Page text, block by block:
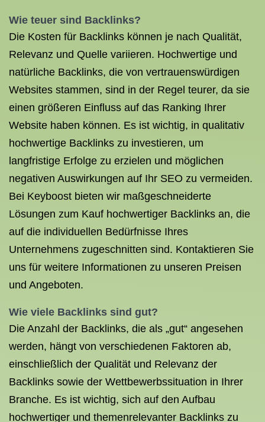
Wie teuer sind Backlinks?
Die Kosten für Backlinks können je nach Qualität,
Relevanz und Quelle variieren. Hochwertige und
natürliche Backlinks, die von vertrauenswürdigen
Websites stammen, sind in der Regel teurer, da sie
einen größeren Einfluss auf das Ranking Ihrer
Website haben können. Es ist wichtig, in qualitativ
hochwertige Backlinks zu investieren, um
langfristige Erfolge zu erzielen und möglichen
negativen Auswirkungen auf Ihr SEO zu vermeiden.
Bei Keyboost bieten wir maßgeschneiderte
Lösungen zum Kauf hochwertiger Backlinks an, die
auf die individuellen Bedürfnisse Ihres
Unternehmens zugeschnitten sind. Kontaktieren Sie
uns für weitere Informationen zu unseren Preisen
und Angeboten.
Wie viele Backlinks sind gut?
Die Anzahl der Backlinks, die als „gut“ angesehen
werden, hängt von verschiedenen Faktoren ab,
einschließlich der Qualität und Relevanz der
Backlinks sowie der Wettbewerbssituation in Ihrer
Branche. Es ist wichtig, sich auf den Aufbau
hochwertiger und themenrelevanter Backlinks zu